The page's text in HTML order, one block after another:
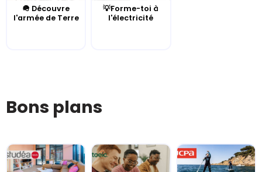
🪖 Découvre
l'armée de Terre
💡Forme-toi à
l'électricité
Bons plans